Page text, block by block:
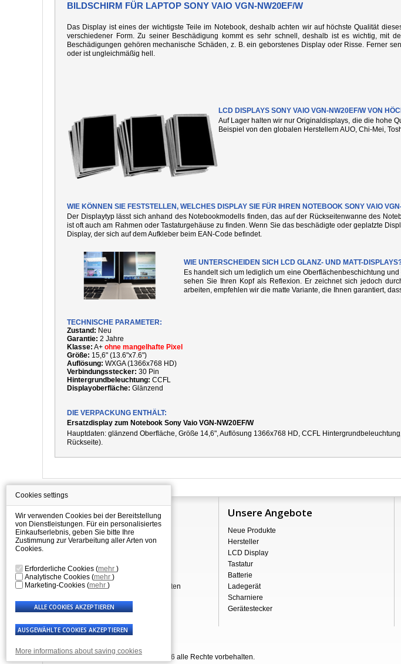
BILDSCHIRM FÜR LAPTOP SONY VAIO VGN-NW20EF/W
Das Display ist eines der wichtigste Teile im Notebook, deshalb achten wir auf höchste Qualität
verschiedener Form. Zu seiner Beschädigung kommt es sehr schnell, deshalb ist es wichtig, mit
Beschädigungen gehören mechanische Schäden, z. B. ein geborstenes Display oder Risse. Ferner
oder ist ungleichmäßig hell.
LCD DISPLAYS SONY VAIO VGN-NW20EF/W VON
Auf Lager halten wir nur Originaldisplays, die die hohe
Beispiel von den globalen Herstellern AUO, Chi-Mei,
WIE KÖNNEN SIE FESTSTELLEN, WELCHES DISPLAY SIE FÜR IHREN NOTEBOOK SONY VAIO
Der Displaytyp lässt sich anhand des Notebookmodells finden, das auf der Rückseitenwanne des
ist oft auch am Rahmen oder Tastaturgehäuse zu finden. Wenn Sie das beschädigte oder geplatzte
Display, der sich auf dem Aufkleber beim EAN-Code befindet.
WIE UNTERSCHEIDEN SICH LCD GLANZ- UND MATT-
Es handelt sich um lediglich um eine Oberflächenbeschichtung
sehen Sie Ihren Kopf als Reflexion. Er zeichnet sich jedoch
arbeiten, empfehlen wir die matte Variante, die Ihnen garantiert,
TECHNISCHE PARAMETER:
Zustand: Neu
Garantie: 2 Jahre
Klasse: A+ ohne mangelhafte Pixel
Größe: 15,6" (13.6"x7.6")
Auflösung: WXGA (1366x768 HD)
Verbindungsstecker: 30 Pin
Hintergrundbeleuchtung: CCFL
Displayoberfläche: Glänzend
DIE VERPACKUNG ENTHÄLT:
Ersatzdisplay zum Notebook Sony Vaio VGN-NW20EF/W
Hauptdaten: g länzend Oberfläche, Größe 14,6", Auflösung 1366x768 HD, CCFL
Rückseite).
Information
Über Shopping
Versand
Reklamation & Widerrufsrecht
Geschäftsbedingungen
Verarbeitung personenbezogener Daten
Unsere Angebote
Neue Produkte
Hersteller
LCD Display
Tastatur
Batterie
Ladegerät
Scharniere
Gerätestecker
© Laptop-Components.de 2007 - 2026 alle Rechte vorbehalten.
Cookies settings
Wir verwenden Cookies bei der Bereitstellung
von Dienstleistungen. Für ein personalisiertes
Einkaufserlebnis, geben Sie bitte Ihre
Zustimmung zur Verarbeitung aller Arten von
Cookies.
Erforderliche Cookies (mehr )
Analytische Cookies (mehr )
Marketing-Cookies (mehr )
More informations about saving cookies